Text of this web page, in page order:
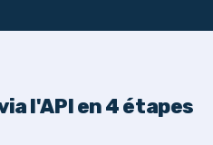
l'API en 4 étapes